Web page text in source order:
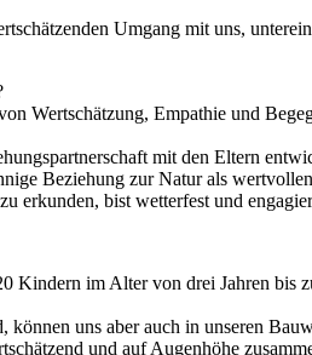
Umgang mit uns,
Wertschätzung, Empathie und
mit den Eltern
Beziehung zur Natur als
erkunden, bist wetterfest und
Kindern im Alter von drei Jahren bis
uns aber auch in unseren
und auf Augenhöhe